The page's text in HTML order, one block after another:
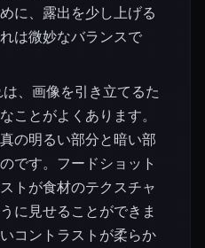
に、露出を少し上げる
は微妙なバランスで
は、画像を引き立てるた
ことがよくあります。
の明るい部分と暗い部
です。フードショット
トが食材のテクスチャ
に見せることができま
コントラストが柔らか